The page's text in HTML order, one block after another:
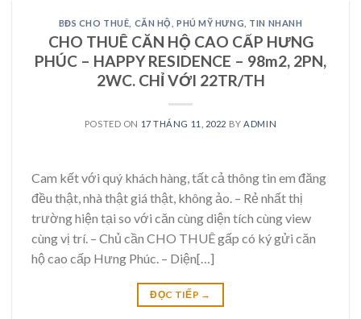
BĐS CHO THUÊ CĂN HỘ PHÚ MỸ HƯNG TIN NHANH
CHO THUÊ CĂN HỘ CAO CẤP HƯNG
PHÚC – HAPPY RESIDENCE – 98m2, 2PN,
2WC. CHỈ VỚI 22TR/TH
POSTED ON 17 THÁNG 11, 2022 BYADMIN
Cam kết với quý khách hàng, tất cả thông tin em đăng
đều thật, nhà thật giá thật, không ảo. – Rẻ nhất thị
trường hiện tại so với căn cùng diện tích cùng view
cùng vị trí. – Chủ cần CHO THUÊ gấp có ký gửi căn
hộ cao cấp Hưng Phúc. – Diện[…]
ĐỌC TIẾP →